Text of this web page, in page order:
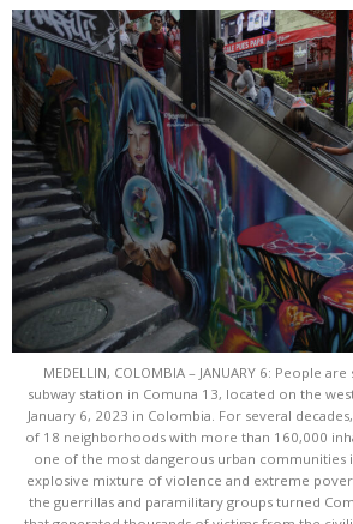
MEDELLIN, COLOMBIA – JANUARY 6: People
subway station in Comuna 13, located on the
January 6, 2023 in Colombia. For several
of 18 neighborhoods with more than 160,000
one of the most dangerous urban communities
explosive mixture of violence and extreme
the guerrillas and paramilitary groups turned